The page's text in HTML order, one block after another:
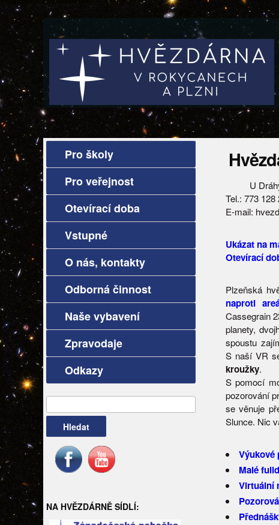
Pro školy
Pro veřejnost
Otevírací doba
Vstupné
O nás, kontakty
Odborná činnost
Naše vybavení
Zpravodaje
Odkazy
NA HVĚZDÁRNĚ SÍDLÍ:
U
Tel.: 773 128
E-mail:
Ukázat na
Otevírací
Plzeňská
naproti
Cassegrain
planety,
spoustu
S naší VR
kroužky.
S pomocí
pozorování
se věnuje
Slunce. Nic
Výukové
Malé
Virtuální